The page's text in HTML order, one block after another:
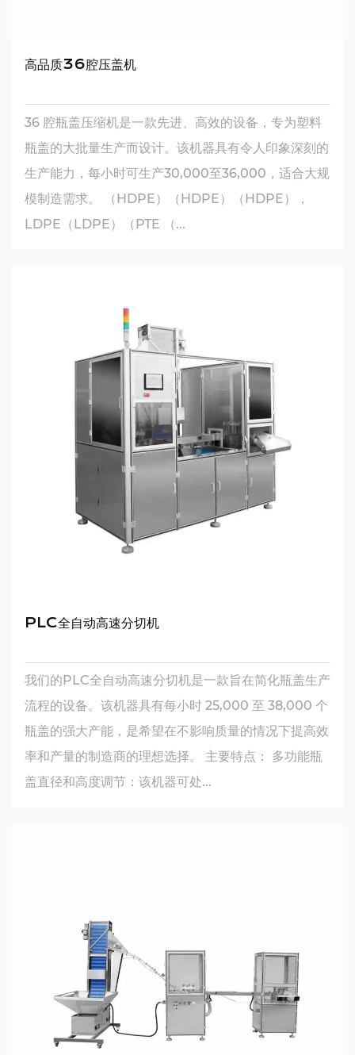
高品质36腔压盖机
36 腔瓶盖压缩机是一款先进、高效的设备，专为塑料
瓶盖的大批量生产而设计。该机器具有令人印象深刻的
生产能力，每小时可生产30,000至36,000，适合大规
模制造需求。 （HDPE）（HDPE）（HDPE），
LDPE（LDPE）（PTE （...
PLC全自动高速分切机
我们的PLC全自动高速分切机是一款旨在简化瓶盖生产
流程的设备。该机器具有每小时 25,000 至 38,000 个
瓶盖的强大产能，是希望在不影响质量的情况下提高效
率和产量的制造商的理想选择。 主要特点： 多功能瓶
盖直径和高度调节：该机器可处...